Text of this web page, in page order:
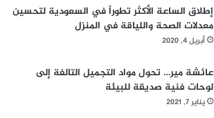
إطلاق الساعة الأكثر تطوراً في السعودية لتحسين
معدلات الصحة واللياقة في المنزل
أبريل 4, 2020
عائشة مير… تحول مواد التجميل التالفة إلى
لوحات فنية صديقة للبيئة
يناير 7, 2021